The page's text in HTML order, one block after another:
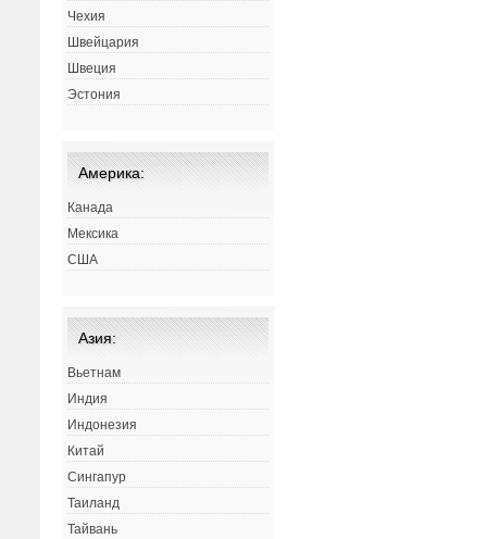
Чехия
Швейцария
Швеция
Эстония
Америка:
Канада
Мексика
США
Азия:
Вьетнам
Индия
Индонезия
Китай
Сингапур
Таиланд
Тайвань